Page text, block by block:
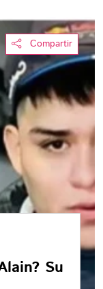
Compartir
Su